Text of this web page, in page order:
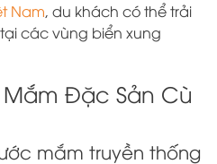
Nam, du khách có thể trải
các vùng biển xung
Đặc Sản Cù
mắm truyền thống